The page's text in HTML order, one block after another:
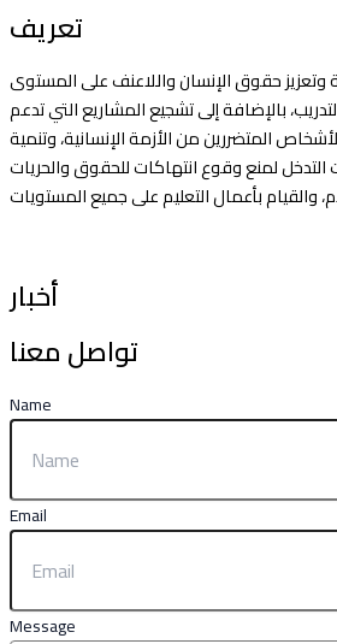
تعريف
حقوق الإنسان واللاعنف على المستوى
بالإضافة إلى تشجيع المشاريع التي تدعم
المتضررين من الأزمة الإنسانية، وتنمية
لمنع وقوع انتهاكات للحقوق والحريات
أخبار
تواصل معنا
Name
Email
Message